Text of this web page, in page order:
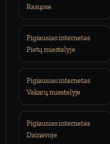
Rasųose
Pigiausias internetas
Pietų miestelyje
Pigiausias internetas
Vakarų miestelyje
Pigiausias internetas
Dainavoje